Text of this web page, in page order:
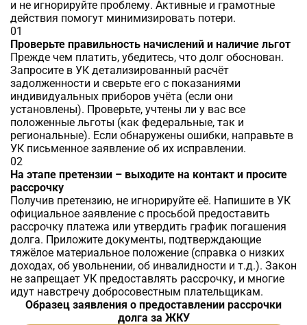
и не игнорируйте проблему. Активные и грамотные
действия помогут минимизировать потери.
01
Проверьте правильность начислений и наличие льгот
Прежде чем платить, убедитесь, что долг обоснован.
Запросите в УК детализированный расчёт
задолженности и сверьте его с показаниями
индивидуальных приборов учёта (если они
установлены). Проверьте, учтены ли у вас все
положенные льготы (как федеральные, так и
региональные). Если обнаружены ошибки, направьте в
УК письменное заявление об их исправлении.
02
На этапе претензии – выходите на контакт и просите
рассрочку
Получив претензию, не игнорируйте её. Напишите в УК
официальное заявление с просьбой предоставить
рассрочку платежа или утвердить график погашения
долга. Приложите документы, подтверждающие
тяжёлое материальное положение (справка о низких
доходах, об увольнении, об инвалидности и т.д.). Закон
не запрещает УК предоставлять рассрочку, и многие
идут навстречу добросовестным плательщикам.
Образец заявления о предоставлении рассрочки
долга за ЖКУ